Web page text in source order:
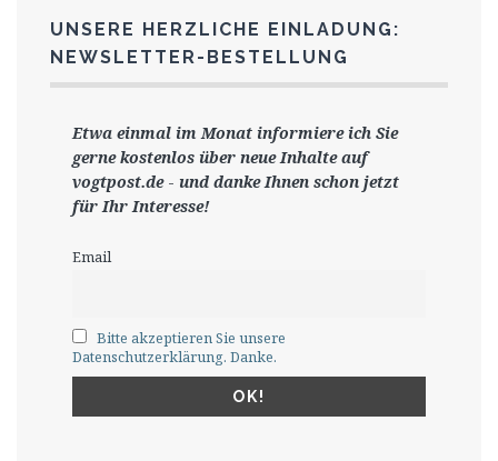
UNSERE HERZLICHE EINLADUNG:
NEWSLETTER-BESTELLUNG
Etwa einmal im Monat informiere ich Sie
gernekostenlos über neue Inhalte auf
vogtpost.de- und danke Ihnen schon jetzt
für Ihr Interesse!
Email
Bitte akzeptieren Sie unsere
Datenschutzerklärung. Danke.